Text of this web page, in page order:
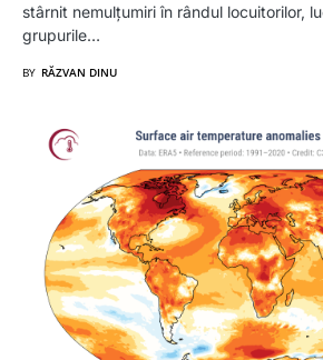
stârnit nemulțumiri în rândul locuitorilor,
grupurile…
BY RĂZVAN DINU